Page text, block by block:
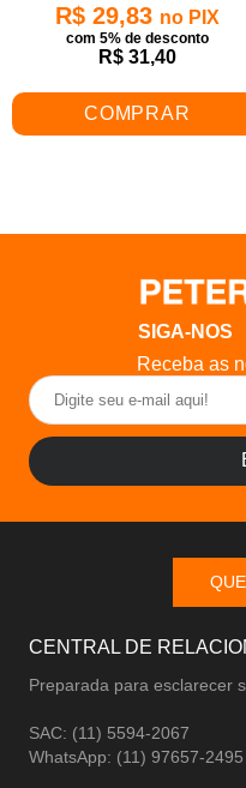
R$ 29,83 no PIX
com 5% de desconto
R$ 31,40
COMPRAR
SIGA-NOS
Receba as
CENTRAL DE
Preparada para esclarecer
SAC: (11) 5594-2067
WhatsApp: (11) 97657-2495